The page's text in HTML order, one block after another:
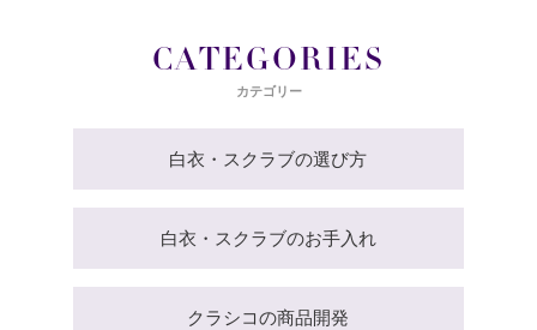
CATEGORIES
カテゴリー
白衣・スクラブの選び方
白衣・スクラブのお手入れ
クラシコの商品開発